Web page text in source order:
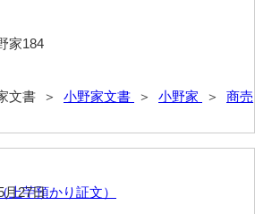
免・勤功・褒賞
融
家184
文書 ＞ 小野家文書 ＞ 小野家 ＞ 商売
上苧預かり証文）
月27日